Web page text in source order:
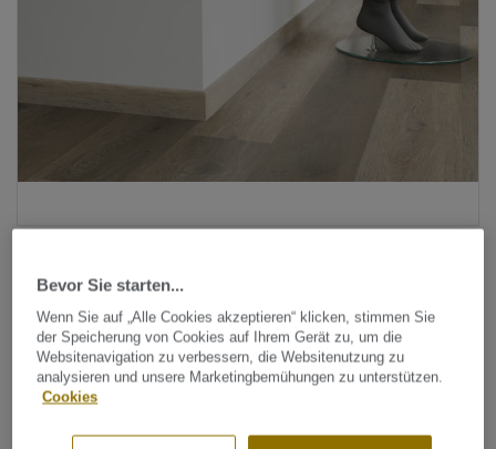
Alle Designs anzeigen (200)
Bevor Sie starten...
Wenn Sie auf „Alle Cookies akzeptieren“ klicken, stimmen Sie
der Speicherung von Cookies auf Ihrem Gerät zu, um die
Websitenavigation zu verbessern, die Websitenutzung zu
analysieren und unsere Marketingbemühungen zu unterstützen.
Cookies